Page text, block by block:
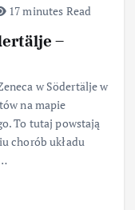
17 minutes Read
–
w Södertälje w
na mapie
To tutaj powstają
chorób układu